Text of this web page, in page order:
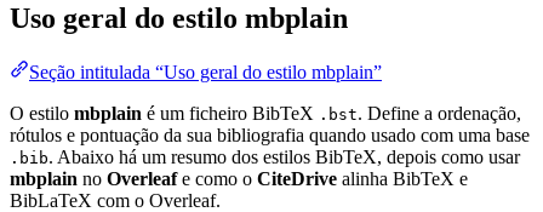
Uso geral do estilo mbplain
Seção intitulada “Uso geral do estilo mbplain”
O estilo mbplain é um ficheiro BibTeX .bst. Define a ordenação,
rótulos e pontuação da sua bibliografia quando usado com uma base
.bib. Abaixo há um resumo dos estilos BibTeX, depois como usar
mbplain no Overleafe como o CiteDrive alinha BibTeX e
BibLaTeX com o Overleaf.